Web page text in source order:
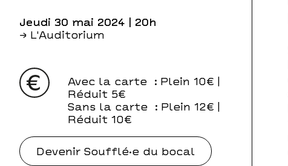
jeudi 30 mai 2024 | 20h
→ L'Auditorium
Avec la carte
: Plein 10€ |
Réduit 5€
Sans la carte
: Plein 12€ |
Réduit 10€
Devenir Soufflé·e du bocal